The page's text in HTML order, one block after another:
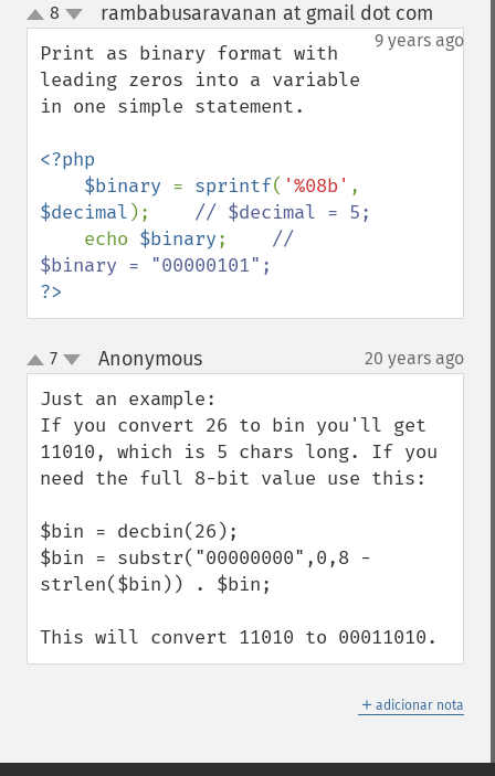
up
down
8 rambabusaravanan at gmail dot com
9 years ago
Print as binary format with
leading zeros into a variable
in one simple statement.
<?php
    $binary
= sprintf( '%08b'
$decimal ); // $decimal = 5;
echo $binary; //
?>
up
down
7 Anonymous¶ 20 years ago
Just an example:
If you convert 26 to bin you'll get
11010, which is 5 chars long. If you
need the full 8-bit value use this:
$bin = decbin(26);
$bin = substr("00000000",0,8 -
strlen($bin)) . $bin;
This will convert 11010 to 00011010.
＋ adicionar nota